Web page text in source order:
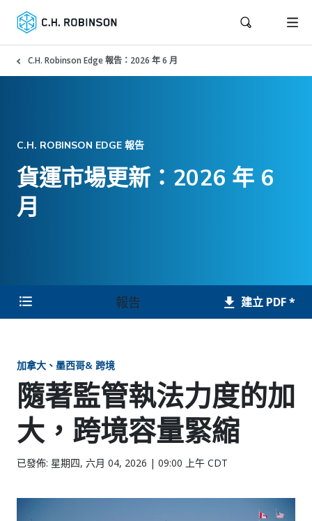
C.H. Robinson Edge 報告：2026 年 6 月
C.H. ROBINSON EDGE 報告
貨運市場更新：2026 年 6
月
報告 建立 PDF *
加拿大、墨西哥& 跨境
隨著監管執法力度的加
大，跨境容量緊縮
已發佈: 星期四, 六月 04, 2026 | 09:00 上午 CDT